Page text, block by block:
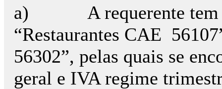
a)
A requerente
“Restaurantes CAE
56302”, pelas quais se
geral e IVA regime